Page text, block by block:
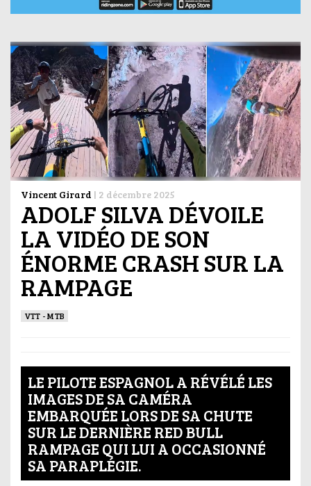
Vincent Girard | 2 décembre 2025
ADOLF SILVA DÉVOILE
LA VIDÉO DE SON
ÉNORME CRASH SUR LA
RAMPAGE
VTT - MTB
LE PILOTE ESPAGNOL A RÉVÉLÉ LES
IMAGES DE SA CAMÉRA
EMBARQUÉE LORS DE SA CHUTE
SUR LE DERNIÈRE RED BULL
RAMPAGE QUI LUI A OCCASIONNÉ
SA PARAPLÉGIE.